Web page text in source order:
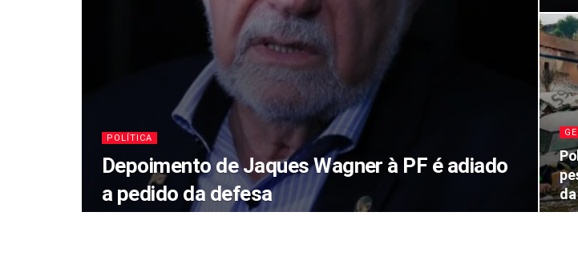
POLÍTICA
Depoimento de Jaques Wagner à PF é adiado
a pedido da defesa